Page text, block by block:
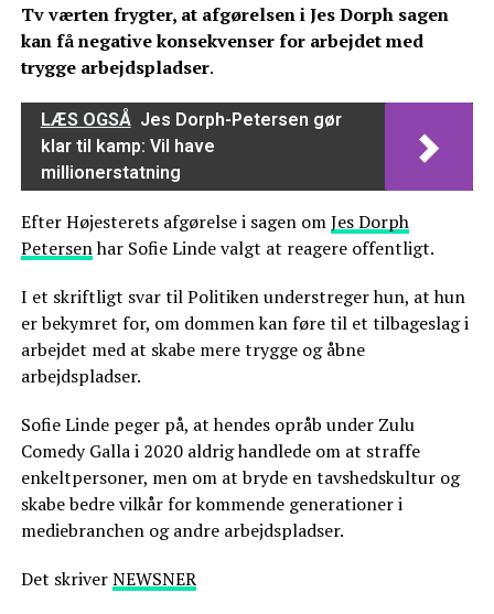
Tv værten frygter, at afgørelsen i Jes Dorph sagen
kan få negative konsekvenser for arbejdet med
trygge arbejdspladser.
LÆS OGSÅ Jes Dorph-Petersen gør
klar til kamp: Vil have
millionerstatning
Efter Højesterets afgørelse i sagen omJes Dorph
Petersenhar Sofie Linde valgt at reagere offentligt.
I et skriftligt svar til Politiken understreger hun, at hun
er bekymret for, om dommen kan føre til et tilbageslag i
arbejdet med at skabe mere trygge og åbne
arbejdspladser.
Sofie Linde peger på, at hendes opråb under Zulu
Comedy Galla i 2020 aldrig handlede om at straffe
enkeltpersoner, men om at bryde en tavshedskultur og
skabe bedre vilkår for kommende generationer i
mediebranchen og andre arbejdspladser.
Det skriverNEWSNER